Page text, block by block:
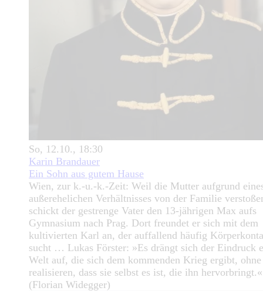
So, 12.10., 18:30
Karin Brandauer
Ein Sohn aus gutem Hause
Wien, zur k.-u.-k.-Zeit: Weil die Mutter aufgrund
außerehelichen Verhältnisses von der Familie
schickt der gestrenge Vater den 13-jährigen Max aufs
Gymnasium nach Prag. Dort freundet er sich mit dem
kultivierten Karl an, der auffallend häufig
sucht … Lukas Förster: »Es drängt sich der Eindruck
Welt auf, die sich dem kommenden Krieg ergibt,
realisieren, dass sie selbst es ist, die ihn hervorbringt.«
(Florian Widegger)